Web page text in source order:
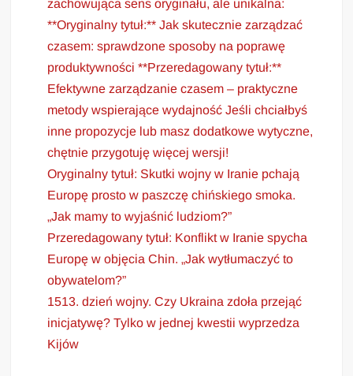
zachowująca sens oryginału, ale unikalna:
**Oryginalny tytuł:** Jak skutecznie zarządzać
czasem: sprawdzone sposoby na poprawę
produktywności **Przeredagowany tytuł:**
Efektywne zarządzanie czasem – praktyczne
metody wspierające wydajność Jeśli chciałbyś
inne propozycje lub masz dodatkowe wytyczne,
chętnie przygotuję więcej wersji!
Oryginalny tytuł: Skutki wojny w Iranie pchają
Europę prosto w paszczę chińskiego smoka.
„Jak mamy to wyjaśnić ludziom?”
Przeredagowany tytuł: Konflikt w Iranie spycha
Europę w objęcia Chin. „Jak wytłumaczyć to
obywatelom?”
1513. dzień wojny. Czy Ukraina zdoła przejąć
inicjatywę? Tylko w jednej kwestii wyprzedza
Kijów